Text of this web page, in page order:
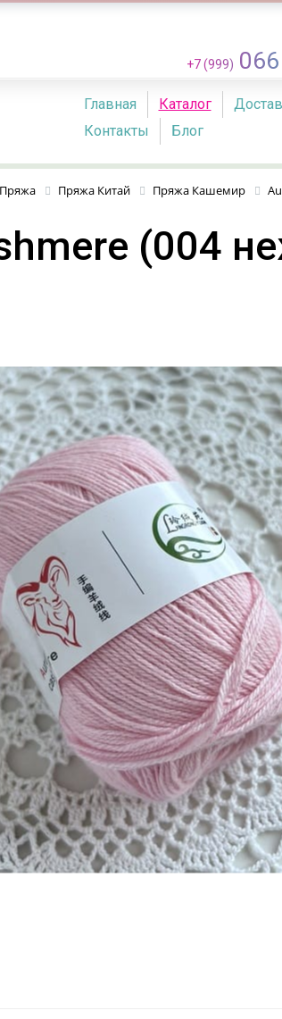
+7 (999)
Главная Каталог
Контакты
Блог
Пряжа Пряжа Китай Пряжа Кашемир
(004